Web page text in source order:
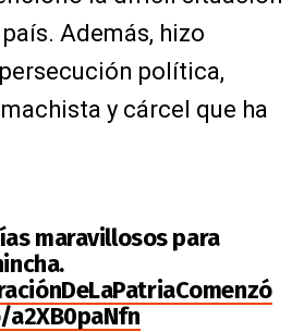
Además, hizo
política,
y cárcel que ha
maravillosos para